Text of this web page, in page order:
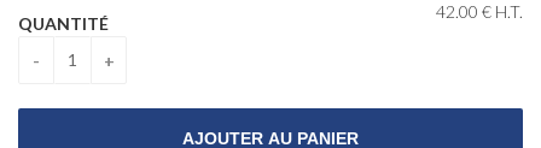
42.00 € H.T.
QUANTITÉ